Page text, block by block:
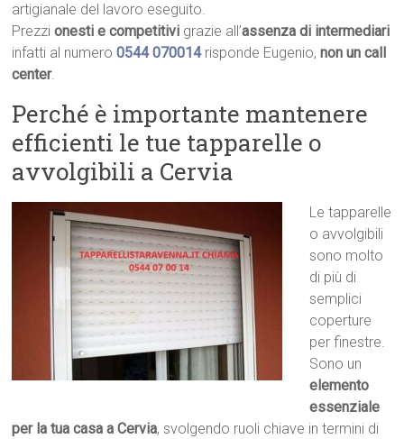
artigianale del lavoro eseguito.
Prezzionesti e competitivi grazie all’assenza di intermediari
infatti al numero0544 070014 risponde Eugenio,non un call
center.
Perché è importante mantenere
efficienti le tue tapparelle o
avvolgibili a Cervia
Le tapparelle
o avvolgibili
sono molto
di più di
semplici
coperture
per finestre.
Sono un
elemento
essenziale
per la tua casa a Cervia, svolgendo ruoli chiave in termini di